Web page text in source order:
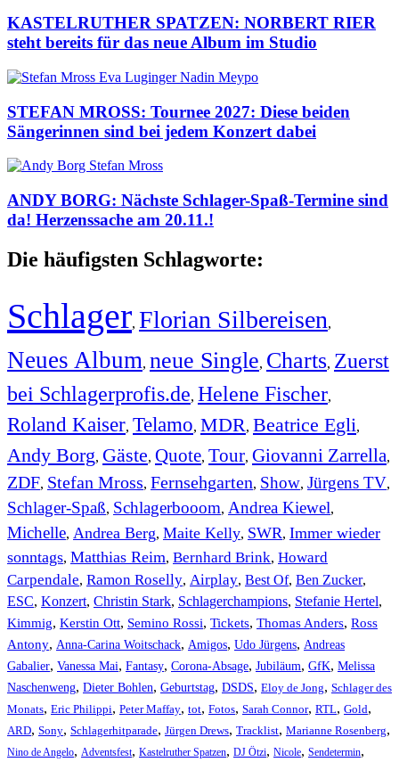
KASTELRUTHER SPATZEN: NORBERT RIER
steht bereits für das neue Album im Studio
STEFAN MROSS: Tournee 2027: Diese beiden
Sängerinnen sind bei jedem Konzert dabei
ANDY BORG: Nächste Schlager-Spaß-Termine sind
da! Herzenssache am 20.11.!
Die häufigsten Schlagworte:
Schlager, Florian Silbereisen,
Neues Album, neue Single, Charts, Zuerst
bei Schlagerprofis.de, Helene Fischer,
Roland Kaiser, Telamo, MDR, Beatrice Egli,
Andy Borg, Gäste, Quote, Tour, Giovanni Zarrella,
ZDF, Stefan Mross, Fernsehgarten, Show, Jürgens TV,
Schlager-Spaß, Schlagerbooom, Andrea Kiewel,
Michelle, Andrea Berg, Maite Kelly, SWR, Immer wieder
sonntags, Matthias Reim, Bernhard Brink, Howard
Carpendale, Ramon Roselly, Airplay, Best Of, Ben Zucker,
ESC, Konzert, Christin Stark, Schlagerchampions, Stefanie Hertel,
Kimmig, Kerstin Ott, Semino Rossi, Tickets, Thomas Anders, Ross
Antony, Anna-Carina Woitschack, Amigos, Udo Jürgens, Andreas
Gabalier, Vanessa Mai, Fantasy, Corona-Absage, Jubiläum, GfK, Melissa
Naschenweng, Dieter Bohlen, Geburtstag, DSDS, Eloy de Jong, Schlager des
Monats, Eric Philippi, Peter Maffay, tot, Fotos, Sarah Connor, RTL, Gold,
ARD, Sony, Schlagerhitparade, Jürgen Drews, Tracklist, Marianne Rosenberg,
Nino de Angelo, Adventsfest, Kastelruther Spatzen, DJ Ötzi, Nicole, Sendetermin,